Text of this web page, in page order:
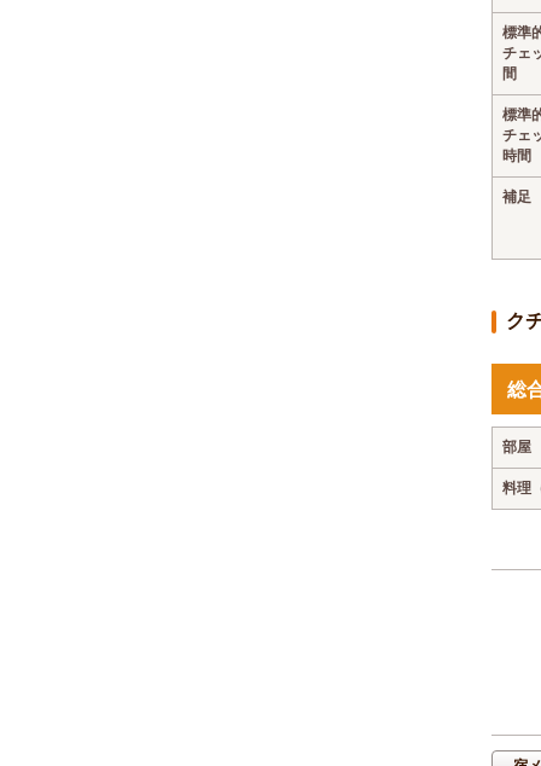
標準
チェ
間
標準
チェ
時間
補足
ク
総
部屋
料理